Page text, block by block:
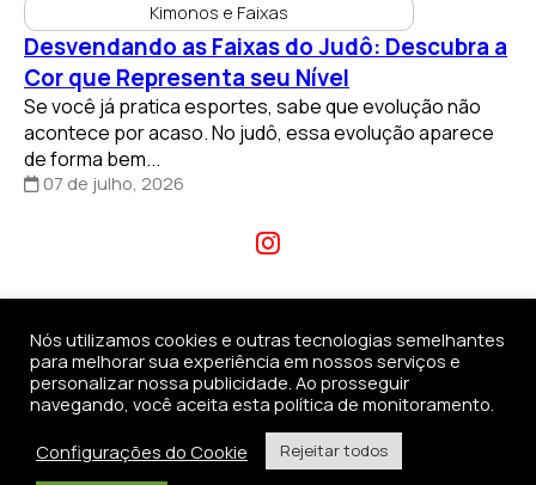
Kimonos e Faixas
Desvendando as Faixas do Judô: Descubra a
Cor que Representa seu Nível
Se você já pratica esportes, sabe que evolução não
acontece por acaso. No judô, essa evolução aparece
de forma bem...
07 de julho, 2026
(11) 96690-2229
contato@kimonosdojo.com.br
Nós utilizamos cookies e outras tecnologias semelhantes
para melhorar sua experiência em nossos serviços e
personalizar nossa publicidade. Ao prosseguir
navegando, você aceita esta política de monitoramento.
Configurações do Cookie
Rejeitar todos